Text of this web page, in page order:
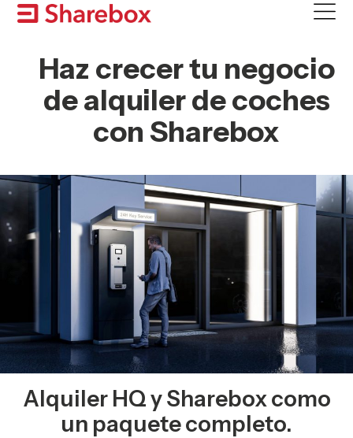
Skip
Haz crecer tu negocio
de alquiler de coches
con Sharebox
Alquiler HQ y Sharebox como
un paquete completo.